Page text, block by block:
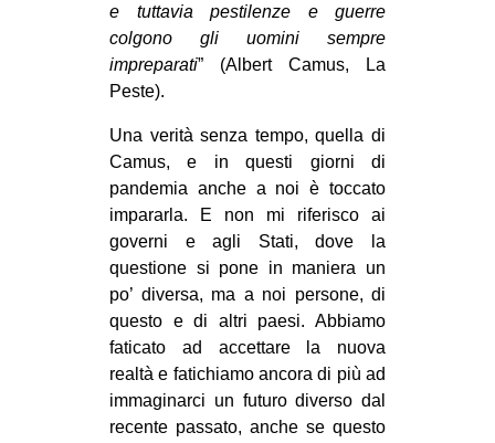
MOVIMENTI
AMBIENTE
DIRITTO ALL’ABITARE
GENERI
MIGRAZIONI
PRECARIATO
REPRESSIONE
STUDENTI
CULTURE
ARTE
CINEMA
e tuttavia pestilenze e guerre
colgono gli uomini sempre
impreparati” (Albert Camus, La
Peste).
Una verità senza tempo, quella di
Camus, e in questi giorni di
pandemia anche a noi è toccato
impararla. E non mi riferisco ai
governi e agli Stati, dove la
questione si pone in maniera un
po’ diversa, ma a noi persone, di
questo e di altri paesi. Abbiamo
faticato ad accettare la nuova
realtà e fatichiamo ancora di più ad
immaginarci un futuro diverso dal
recente passato, anche se questo